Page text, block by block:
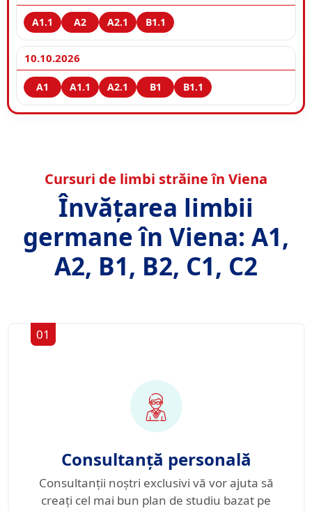
10.10.2026
Cursuri de limbi străine în Viena
Învățarea limbii
germane în Viena: A1,
A2, B1, B2, C1, C2
Consultanță personală
Consultanții noștri exclusivi vă vor ajuta să
creați cel mai bun plan de studiu bazat pe
01